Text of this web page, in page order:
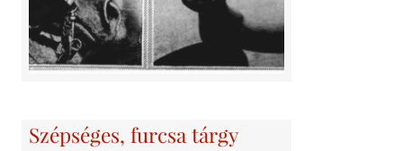
Szépséges, furcsa tárgy